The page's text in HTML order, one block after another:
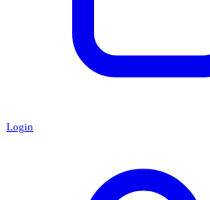
Login